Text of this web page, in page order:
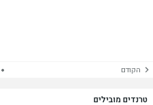
הקודם
טרנדים מובילים